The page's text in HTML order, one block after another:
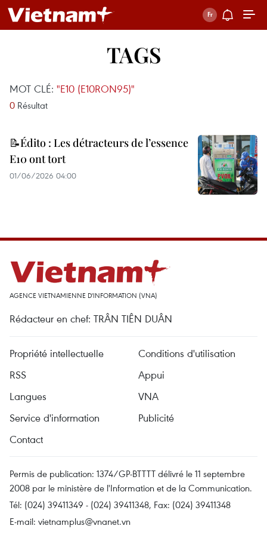
TAGS
MOT CLÉ: "E10 (E10RON95)"
0 Résultat
📝Édito : Les détracteurs de l’essence
E10 ont tort
01/06/2026 04:00
AGENCE VIETNAMIENNE D'INFORMATION (VNA)
Rédacteur en chef: TRÂN TIÊN DUÂN
Propriété intellectuelle
Conditions d'utilisation
RSS
Appui
Langues
VNA
Service d'information
Publicité
Contact
Permis de publication: 1374/GP-BTTTT délivré le 11 septembre
2008 par le ministère de l'Information et de la Communication.
Tél: (024) 39411349 - (024) 39411348, Fax: (024) 39411348
E-mail: vietnamplus@vnanet.vn